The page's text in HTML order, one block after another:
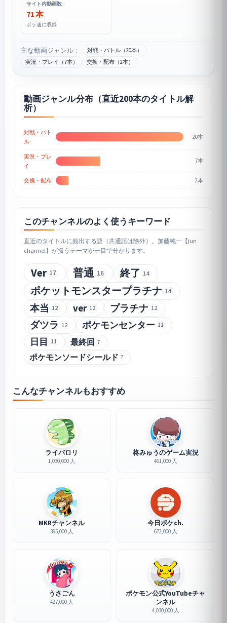
サイト内動画数
71 本
ポケ速に収録
主な動画ジャンル：
対戦・バトル（20本）
実況・プレイ（7本）
交換・配布（2本）
動画ジャンル分布（直近200本のタイトル解
析）
対戦・バト
ル
20本
実況・プレ
イ
7本
交換・配布 2本
このチャンネルのよく使うキーワード
直近のタイトルに頻出する語（共通語は除外）。加藤純一【jun
channel】が扱うテーマが一目で分かります。
Ver 17 普通 16 終了 14
ポケットモンスタープラチナ 14
本当 12 ver 12 プラチナ 12
ダツラ 12 ポケモンセンター 11
日目 11 最終回 7
ポケモンソードシールド 7
こんなチャンネルもおすすめ
ライバロリ
1,030,000 人
柊みゅうのゲーム実況
461,000 人
MKRチャンネル
395,000 人
今日ポケch.
672,000 人
うさごん
427,000 人
ポケモン公式YouTubeチャ
ンネル
4,030,000 人